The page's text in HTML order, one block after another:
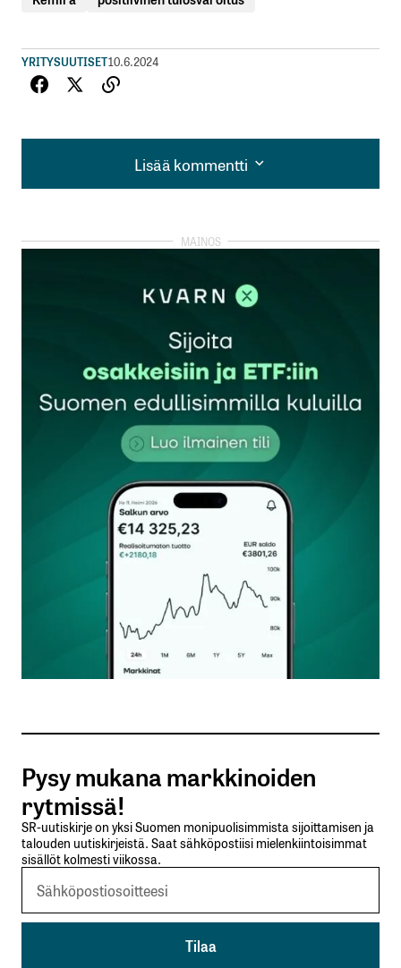
YRITYSUUTISET10.6.2024
Lisää kommentti
Lisää kommentti
kirjautua
rekisteröityä
Sähköpostiosoitettasi ei julkaista.Pakolliset
kentät on merkitty*
Kommentti*
Nimesi tai nimimerkkisi
Sähköpostiosoitteesi
Tilaa SalkunRakentajan uutiskirje
Lähetä kommentti
Pysy mukana markkinoiden
rytmissä!
SR-uutiskirje on yksi Suomen monipuolisimmista sijoittamisen ja
talouden uutiskirjeistä. Saat sähköpostiisi mielenkiintoisimmat
sisällöt kolmesti viikossa.